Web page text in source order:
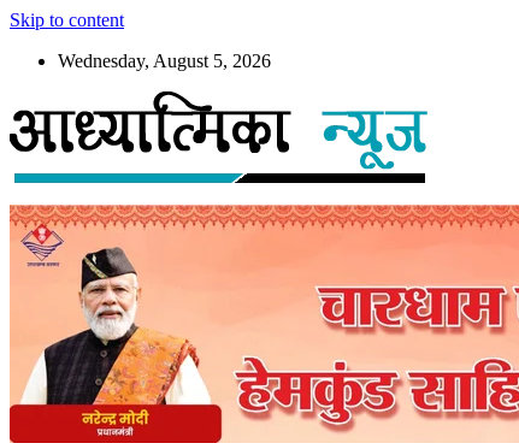
Skip to content
Wednesday, August 5, 2026
Aadhyatmika News
News